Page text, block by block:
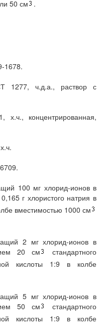
50 см .
1678.
1277, ч.д.а., раствор с
концентрированная,
100 мг хлорид-ионов в
г хлористого натрия в
вместимостью 1000 см
2 мг хлорид-ионов в
20 см
стандартного
кислоты 1:9 в колбе
5 мг хлорид-ионов в
50 см
стандартного
кислоты 1:9 в колбе